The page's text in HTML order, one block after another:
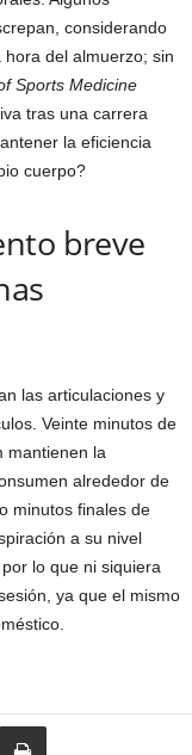
considerando
del almuerzo; sin
Sports Medicine
tras una carrera
la eficiencia
cuerpo?
breve
las articulaciones y
Veinte minutos de
mantienen la
alrededor de
minutos finales de
a su nivel
lo que ni siquiera
ya que el mismo